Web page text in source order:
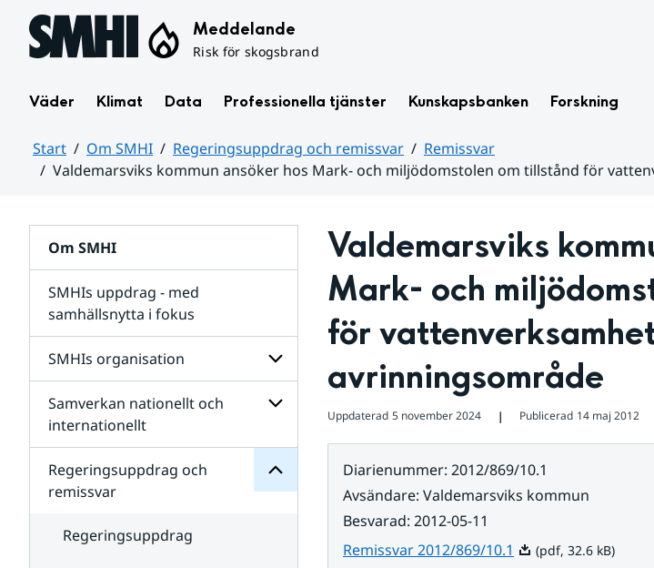
Hoppa till sidans innehåll Meddelande
Risk för skogsbrand
Väder Klimat Data Professionella tjänster Kunskapsbanken Forskning
Start Om SMHI Regeringsuppdrag och remissvar
Remissvar
Valdemarsviks kommun ansöker hos Mark- och miljödomstolen om tillstånd för
Om SMHI
SMHIs uppdrag - med
samhällsnytta i fokus
SMHIs organisation
Undersidor
Samverkan nationellt och
internationellt
Undersidor
för
internationellt
Regeringsuppdrag och
remissvar
för
Regeringsuppdrag
remissvar
Regeringsuppdrag
Valdemarsviks
Mark- och
för
avrinningsområde
Uppdaterad 5 november 2024 ❘ Publicerad 14 maj 2012
Diarienummer: 2012/869/10.1
Avsändare: Valdemarsviks kommun
Besvarad: 2012-05-11
Remissvar 2012/869/10.1 Pdf, 32.6 kB.
(pdf, 32.6 kB)